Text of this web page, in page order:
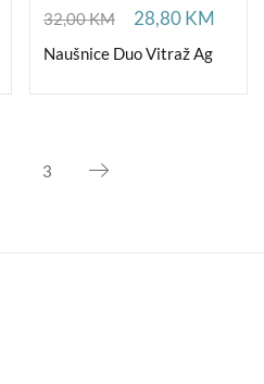
32,00KM 28,80KM
Naušnice Duo Vitraž Ag
3